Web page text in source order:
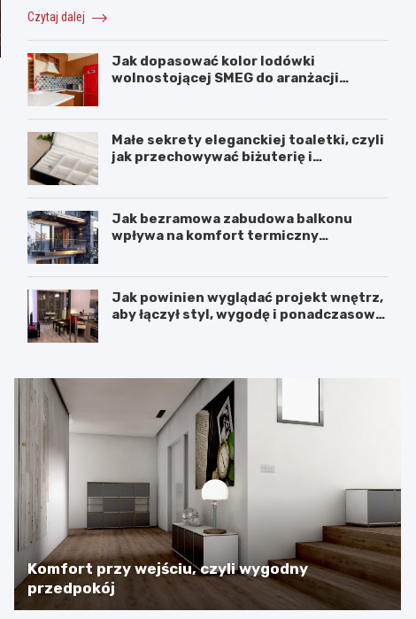
Czytaj dalej
Jak dopasować kolor lodówki
wolnostojącej SMEG do aranżacji
Małe sekrety eleganckiej toaletki, czyli
jak przechowywać biżuterię i
Jak bezramowa zabudowa balkonu
wpływa na komfort termiczny
Jak powinien wyglądać projekt wnętrz,
aby łączył styl, wygodę i ponadczasową
Komfort przy wejściu, czyli wygodny
przedpokój